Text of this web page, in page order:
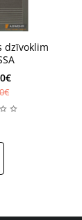
dzīvoklim